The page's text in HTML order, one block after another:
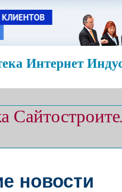
Интернет
новости